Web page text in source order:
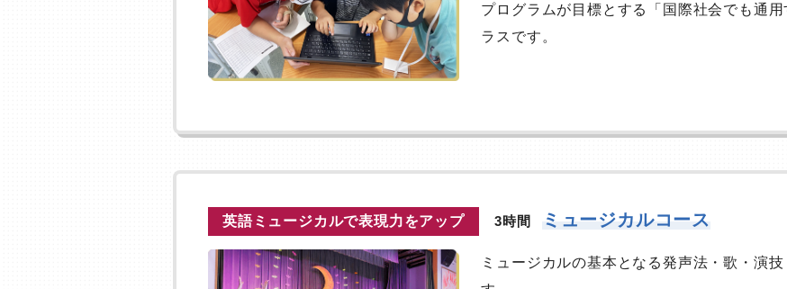
プログラムが目標とする「国際社会でも通
ラスです。
英語ミュージカルで表現力をアップ 3時間 ミュージカルコース
ミュージカルの基本となる発声法・歌・演